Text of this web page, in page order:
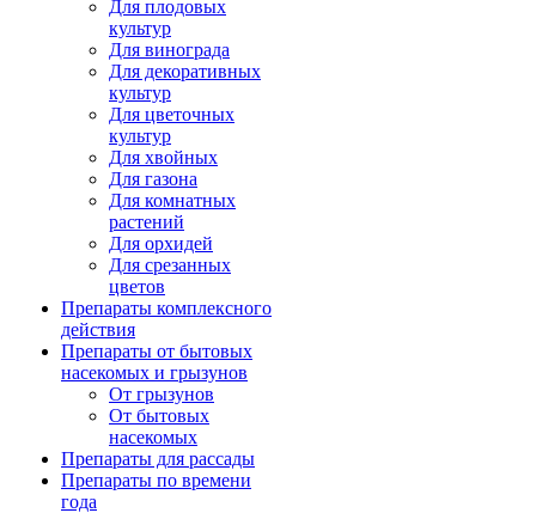
Для плодовых
культур
Для винограда
Для декоративных
культур
Для цветочных
культур
Для хвойных
Для газона
Для комнатных
растений
Для орхидей
Для срезанных
цветов
Препараты комплексного
действия
Препараты от бытовых
насекомых и грызунов
От грызунов
От бытовых
насекомых
Препараты для рассады
Препараты по времени
года